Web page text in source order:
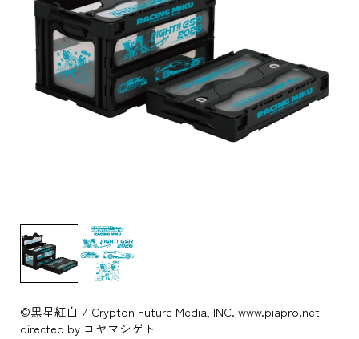
©黒星紅白 / Crypton Future Media, INC. www.piapro.net
directed by コヤマシゲト